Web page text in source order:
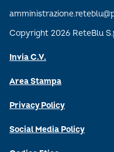
Copyright 2026 ReteBlu
Invia C.V.
Area Stampa
Privacy Policy
Social Media Policy